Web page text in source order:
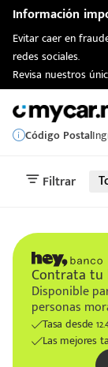
Información
Evitar caer en
redes sociales.
Revisa nuestros
Código Postal
Filtrar
Contrata tu
Disponible
personas
Tasa desde
Las mejores